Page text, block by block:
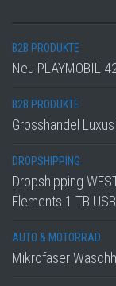
B2B PRODUKTE
Neu PLAYMOBIL
B2B PRODUKTE
Grosshandel
DROPSHIPPING
Dropshipping
Elements 1 TB
AUTO & MOTORRAD
Mikrofaser